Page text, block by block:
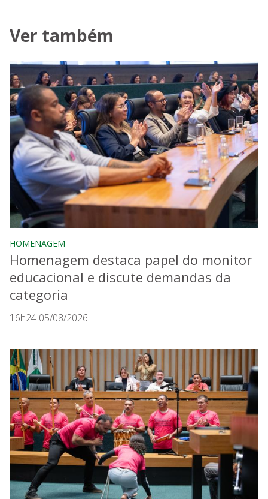
Ver também
HOMENAGEM
Homenagem destaca papel do monitor
educacional e discute demandas da
categoria
16h24 05/08/2026